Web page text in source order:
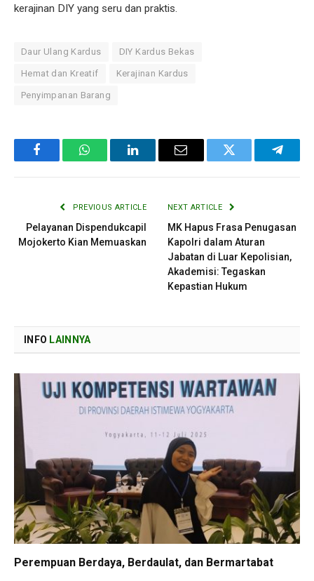
kerajinan DIY yang seru dan praktis.
Daur Ulang Kardus DIY Kardus Bekas
Hemat dan Kreatif Kerajinan Kardus
Penyimpanan Barang
FacebookWhatsAppLinkedInEmail Twitter
PREVIOUS ARTICLE
Pelayanan Dispendukcapil
Mojokerto Kian Memuaskan
NEXT ARTICLE
MK Hapus Frasa Penugasan
Kapolri dalam Aturan
Jabatan di Luar Kepolisian,
Akademisi: Tegaskan
Kepastian Hukum
INFO LAINNYA
Perempuan Berdaya, Berdaulat, dan Bermartabat